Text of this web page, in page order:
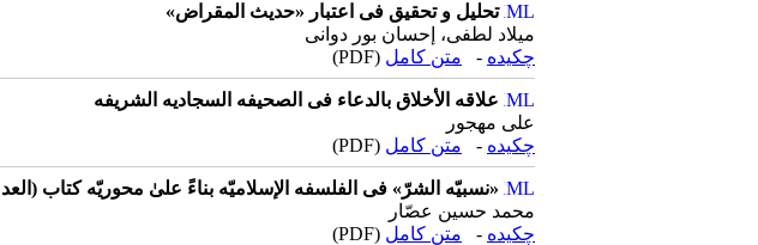
تحلیل و تحقیق فی اعتبار «حدیث المقراض»
میلاد لطفی، إحسان بور دوانی
چکیده - متن کامل (PDF)
علاقه الأخلاق بالدعاء فی الصحیفه السجادیه الشریفه
علی مهجور
چکیده - متن کامل (PDF)
«نسبیّه الشرّ» فی الفلسفه الإسلامیّه بناءً علیٰ محوریّه کتاب
محمد حسین عصّار
چکیده - متن کامل (PDF)